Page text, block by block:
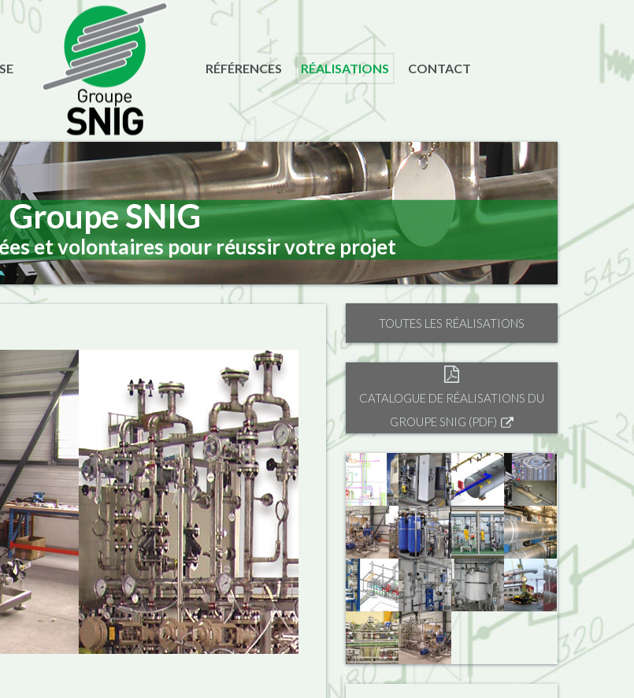
RÉFÉRENCES RÉALISATIONS CONTACT
Groupe SNIG
et volontaires pour réussir votre projet
TOUTES LES RÉALISATIONS
CATALOGUE DE RÉALISATIONS DU
GROUPE SNIG (PDF)